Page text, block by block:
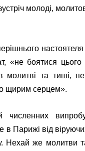
молоді,
«не боятися
та тиші,
щирим серцем».
численних
в Парижі від
Нехай же молитви